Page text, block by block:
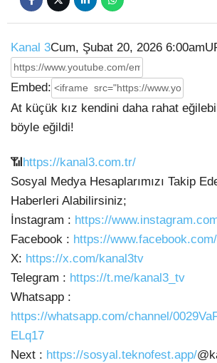
Kanal 3Cum, Şubat 20, 2026 6:00am
Embed:
At küçük kız kendini daha rahat
böyle eğildi!
📶https://kanal3.com.tr/
Sosyal Medya Hesaplarımızı Takip
Haberleri Alabilirsiniz;
İnstagram : https://
Facebook : https://
X: https://x.com/kanal3tv
Telegram : https://t.me/kanal3_tv
Whatsapp :
https://whatsapp.com/channel/
ELq17
Next : https://sosyal.teknofest.app/